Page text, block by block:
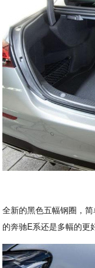
全新的黑色五幅钢圈，
的奔驰E系还是多幅的更